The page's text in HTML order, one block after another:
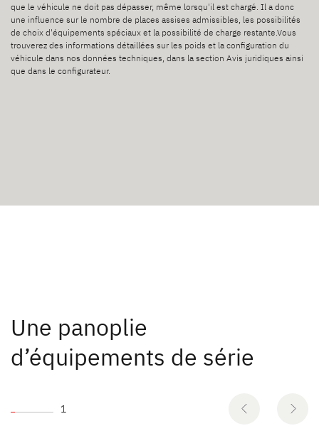
que le véhicule ne doit pas dépasser, même lorsqu'il est chargé. Il a donc
une influence sur le nombre de places assises admissibles, les possibilités
de choix d'équipements spéciaux et la possibilité de charge restante.Vous
trouverez des informations détaillées sur les poids et la configuration du
véhicule dans nos données techniques, dans la section Avis juridiques ainsi
que dans le configurateur.
Une panoplie
d’équipements de série
1